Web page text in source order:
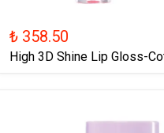
₺ 358.50
High 3D Shine Lip Gloss-